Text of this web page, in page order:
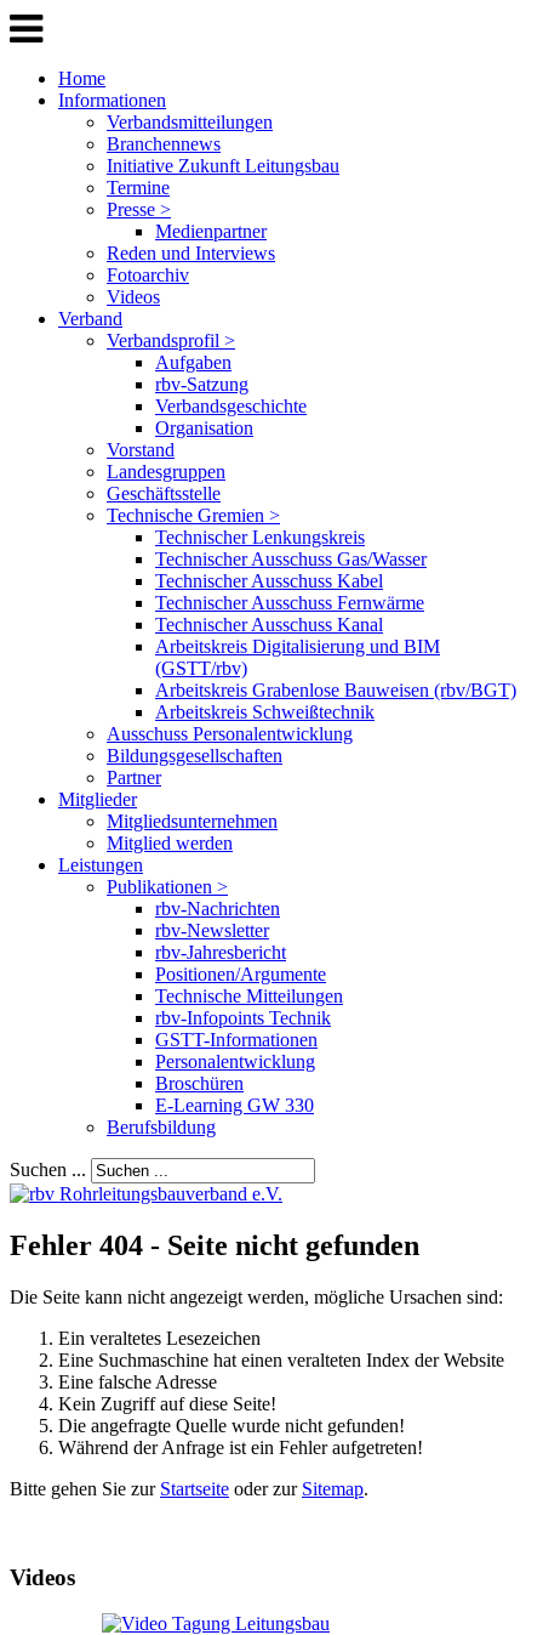
Home
Informationen
Verbandsmitteilungen
Branchennews
Initiative Zukunft Leitungsbau
Termine
Presse >
Medienpartner
Reden und Interviews
Fotoarchiv
Videos
Verband
Verbandsprofil >
Aufgaben
rbv-Satzung
Verbandsgeschichte
Organisation
Vorstand
Landesgruppen
Geschäftsstelle
Technische Gremien >
Technischer Lenkungskreis
Technischer Ausschuss Gas/Wasser
Technischer Ausschuss Kabel
Technischer Ausschuss Fernwärme
Technischer Ausschuss Kanal
Arbeitskreis Digitalisierung und BIM
(GSTT/rbv)
Arbeitskreis Grabenlose Bauweisen (rbv/BGT)
Arbeitskreis Schweißtechnik
Ausschuss Personalentwicklung
Bildungsgesellschaften
Partner
Mitglieder
Mitgliedsunternehmen
Mitglied werden
Leistungen
Publikationen >
rbv-Nachrichten
rbv-Newsletter
rbv-Jahresbericht
Positionen/Argumente
Technische Mitteilungen
rbv-Infopoints Technik
GSTT-Informationen
Personalentwicklung
Broschüren
E-Learning GW 330
Berufsbildung
Suchen ...
Fehler 404 - Seite nicht gefunden
Die Seite kann nicht angezeigt werden, mögliche Ursachen sind:
Ein veraltetes Lesezeichen
Eine Suchmaschine hat einen veralteten Index der Website
Eine falsche Adresse
Kein Zugriff auf diese Seite!
Die angefragte Quelle wurde nicht gefunden!
Während der Anfrage ist ein Fehler aufgetreten!
Bitte gehen Sie zur Startseite oder zur Sitemap.
Videos